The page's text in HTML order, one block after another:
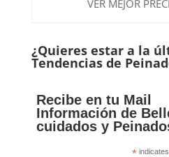
VER MEJOR
¿Quieres estar a la
Tendencias de
Recibe en tu Mail
Información de
cuidados y
*